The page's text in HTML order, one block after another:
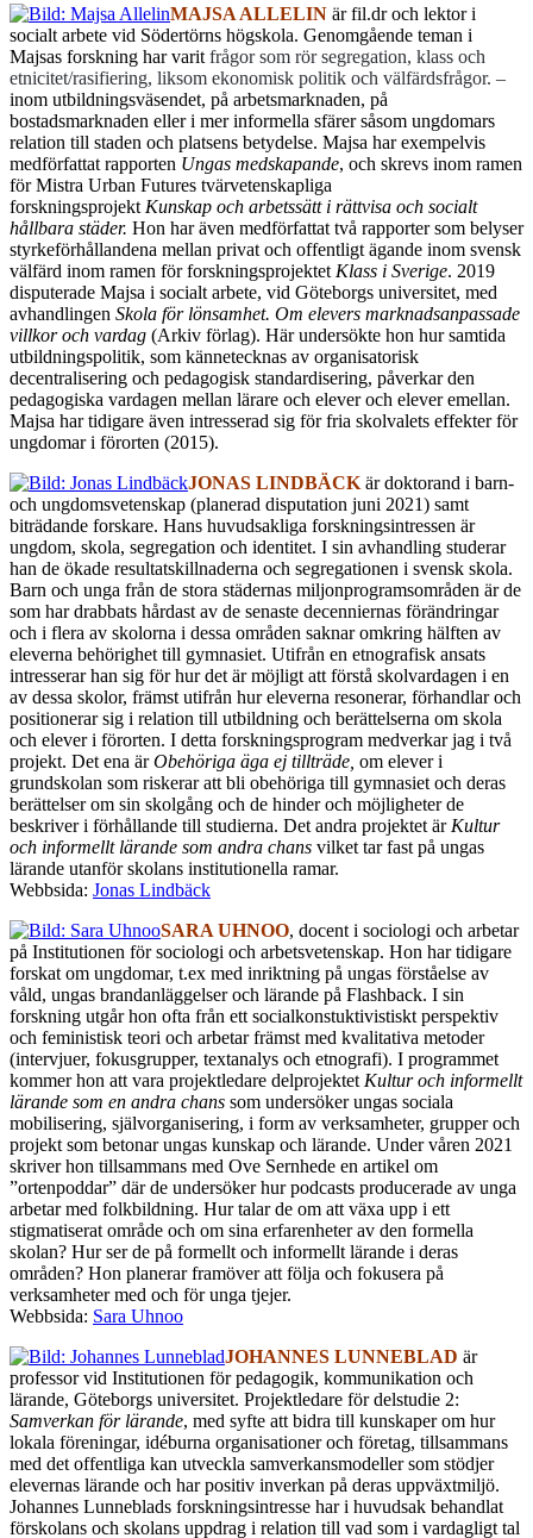
MAJSA ALLELIN är fil.dr och lektor i
socialt arbete vid Södertörns högskola. Genomgående teman i
Majsas forskning har varit frågor som rör segregation, klass och
etnicitet/rasifiering, liksom ekonomisk politik och välfärdsfrågor. –
inom utbildningsväsendet, på arbetsmarknaden, på
bostadsmarknaden eller i mer informella sfärer såsom ungdomars
relation till staden och platsens betydelse. Majsa har exempelvis
medförfattat rapporten Ungas medskapande , och skrevs inom ramen
för Mistra Urban Futures tvärvetenskapliga
forskningsprojekt Kunskap och arbetssätt i rättvisa och socialt
hållbara städer. Hon har även medförfattat två rapporter som belyser
styrkeförhållandena mellan privat och offentligt ägande inom svensk
välfärd inom ramen för forskningsprojektet Klass i Sverige . 2019
disputerade Majsa i socialt arbete, vid Göteborgs universitet, med
avhandlingen Skola för lönsamhet. Om elevers marknadsanpassade
villkor och vardag (Arkiv förlag). Här undersökte hon hur samtida
utbildningspolitik, som kännetecknas av organisatorisk
decentralisering och pedagogisk standardisering, påverkar den
pedagogiska vardagen mellan lärare och elever och elever emellan.
Majsa har tidigare även intresserad sig för fria skolvalets effekter för
ungdomar i förorten (2015).
JONAS LINDBÄCK är doktorand i barn-
och ungdomsvetenskap (planerad disputation juni 2021) samt
biträdande forskare. Hans huvudsakliga forskningsintressen är
ungdom, skola, segregation och identitet. I sin avhandling studerar
han de ökade resultatskillnaderna och segregationen i svensk skola.
Barn och unga från de stora städernas miljonprogramsområden är de
som har drabbats hårdast av de senaste decenniernas förändringar
och i flera av skolorna i dessa områden saknar omkring hälften av
eleverna behörighet till gymnasiet. Utifrån en etnografisk ansats
intresserar han sig för hur det är möjligt att förstå skolvardagen i en
av dessa skolor, främst utifrån hur eleverna resonerar, förhandlar och
positionerar sig i relation till utbildning och berättelserna om skola
och elever i förorten. I detta forskningsprogram medverkar jag i två
projekt. Det ena ärObehöriga äga ej tillträde, om elever i
grundskolan som riskerar att bli obehöriga till gymnasiet och deras
berättelser om sin skolgång och de hinder och möjligheter de
beskriver i förhållande till studierna. Det andra projektet är Kultur
och informellt lärande som andra chans vilket tar fast på ungas
lärande utanför skolans institutionella ramar.
Webbsida: Jonas Lindbäck
SARA UHNOO , docent i sociologi och arbetar
på Institutionen för sociologi och arbetsvetenskap. Hon har tidigare
forskat om ungdomar, t.ex med inriktning på ungas förståelse av
våld, ungas brandanläggelser och lärande på Flashback. I sin
forskning utgår hon ofta från ett socialkonstuktivistiskt perspektiv
och feministisk teori och arbetar främst med kvalitativa metoder
(intervjuer, fokusgrupper, textanalys och etnografi). I programmet
kommer hon att vara projektledare delprojektet Kultur och informellt
lärande som en andra chans som undersöker ungas sociala
mobilisering, självorganisering, i form av verksamheter, grupper och
projekt som betonar ungas kunskap och lärande. Under våren 2021
skriver hon tillsammans med Ove Sernhede en artikel om
”ortenpoddar” där de undersöker hur podcasts producerade av unga
arbetar med folkbildning. Hur talar de om att växa upp i ett
stigmatiserat område och om sina erfarenheter av den formella
skolan? Hur ser de på formellt och informellt lärande i deras
områden? Hon planerar framöver att följa och fokusera på
verksamheter med och för unga tjejer.
Webbsida: Sara Uhnoo
JOHANNES LUNNEBLAD är
professor vid Institutionen för pedagogik, kommunikation och
lärande, Göteborgs universitet. Projektledare för delstudie 2:
Samverkan för lärande , med syfte att bidra till kunskaper om hur
lokala föreningar, idéburna organisationer och företag, tillsammans
med det offentliga kan utveckla samverkansmodeller som stödjer
elevernas lärande och har positiv inverkan på deras uppväxtmiljö.
Johannes Lunneblads forskningsintresse har i huvudsak behandlat
förskolans och skolans uppdrag i relation till vad som i vardagligt tal